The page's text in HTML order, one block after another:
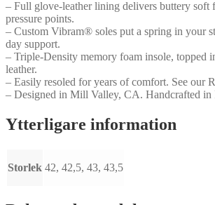
– Full glove-leather lining delivers buttery soft
pressure points.
– Custom Vibram® soles put a spring in your
day support.
– Triple-Density memory foam insole, topped
leather.
– Easily resoled for years of comfort. See our
– Designed in Mill Valley, CA. Handcrafted in
Ytterligare information
Storlek 42, 42,5, 43, 43,5